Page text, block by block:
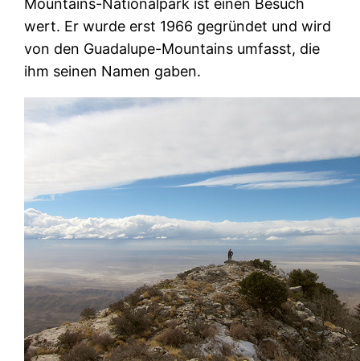
wert. Er wurde erst 1966 gegründet und wird
von den Guadalupe-Mountains umfasst, die
ihm seinen Namen gaben.